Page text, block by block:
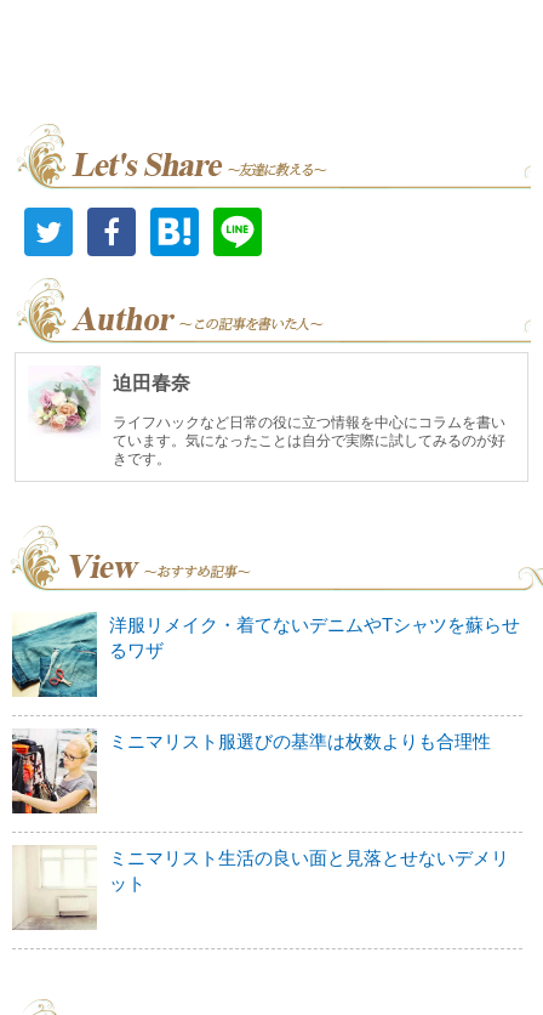
迫田春奈
ライフハックなど日常の役に立つ情報を中心にコラムを書い
ています。気になったことは自分で実際に試してみるのが好
きです。
洋服リメイク・着てないデニムやTシャツを蘇らせ
るワザ
ミニマリスト服選びの基準は枚数よりも合理性
ミニマリスト生活の良い面と見落とせないデメリ
ット